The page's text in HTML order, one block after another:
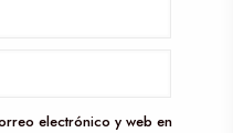
electrónico y web en